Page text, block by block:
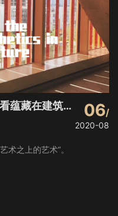
“漂浮的盒子”：拂去面纱，晓看蕴藏在建筑里的东方美学！ 06
2020-08
术之上的艺术”。